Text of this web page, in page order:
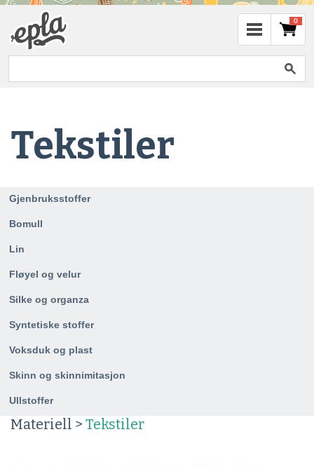
0
Tekstiler
Gjenbruksstoffer
Bomull
Lin
Fløyel og velur
Silke og organza
Syntetiske stoffer
Voksduk og plast
Skinn og skinnimitasjon
Ullstoffer
Materiell > Tekstiler